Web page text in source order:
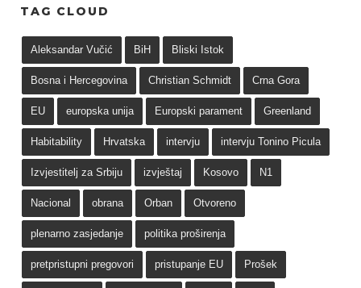
TAG CLOUD
Aleksandar Vučić BiH Bliski Istok
Bosna i Hercegovina Christian Schmidt Crna Gora
EU europska unija Europski parament Greenland
Habitability Hrvatska intervju intervju Tonino Picula
Izvjestitelj za Srbiju izvještaj Kosovo N1
Nacional obrana Orban Otvoreno
plenarno zasjedanje politika proširenja
pretpristupni pregovori pristupanje EU Prošek